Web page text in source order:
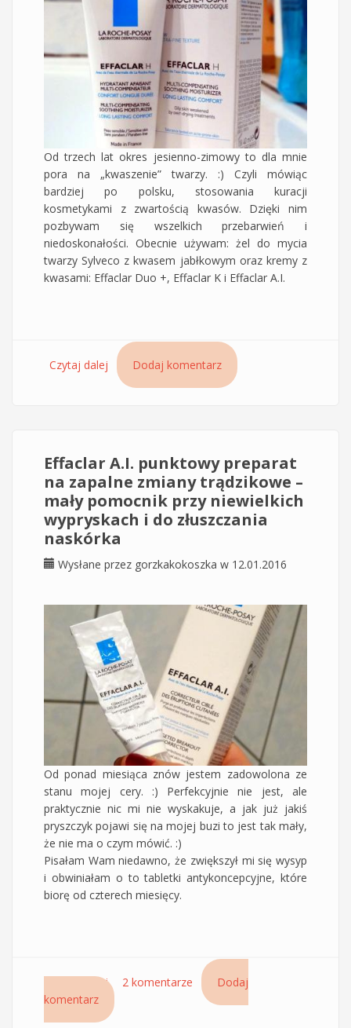
Od trzech lat okres jesienno-zimowy to dla mnie
pora na „kwaszenie” twarzy. :) Czyli mówiąc
bardziej po polsku, stosowania kuracji
kosmetykami z zwartością kwasów. Dzięki nim
pozbywam się wszelkich przebarwień i
niedoskonałości. Obecnie używam: żel do mycia
twarzy Sylveco z kwasem jabłkowym oraz kremy z
kwasami: Effaclar Duo +, Effaclar K i Effaclar A.I.
Czytaj dalej wpis Effaclar H – mały pomocnik do nawilżania i
kojenia skóry przy stosowaniu kwasów
Dodaj komentarz
Effaclar A.I. punktowy preparat
na zapalne zmiany trądzikowe –
mały pomocnik przy niewielkich
wypryskach i do złuszczania
naskórka
Wysłane przez gorzkakokoszka w 12.01.2016
Od ponad miesiąca znów jestem zadowolona ze
stanu mojej cery. :) Perfekcyjnie nie jest, ale
praktycznie nic mi nie wyskakuje, a jak już jakiś
pryszczyk pojawi się na mojej buzi to jest tak mały,
że nie ma o czym mówić. :)
Pisałam Wam niedawno, że zwiększył mi się wysyp
i obwiniałam o to tabletki antykoncepcyjne, które
biorę od czterech miesięcy.
Czytaj dalejwpis Effaclar A.I. punktowy preparat na zapalne
zmiany trądzikowe – mały pomocnik przy
niewielkich wypryskach i do złuszczania
2 komentarze
Dodaj
komentarz